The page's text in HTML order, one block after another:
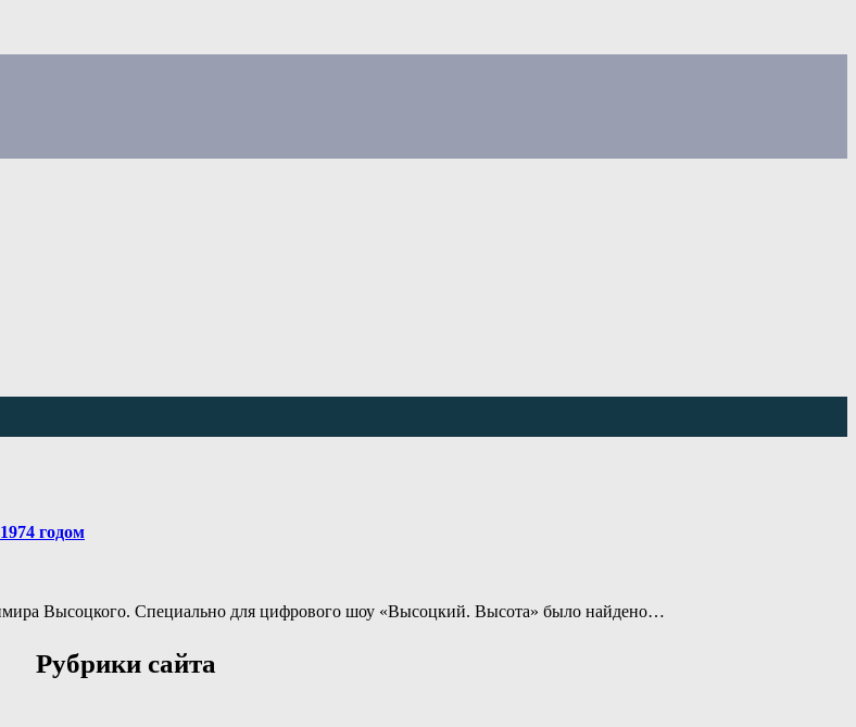
годом
Высоцкого. Специально для цифрового шоу «Высоцкий. Высота» было найдено…
Рубрики сайта